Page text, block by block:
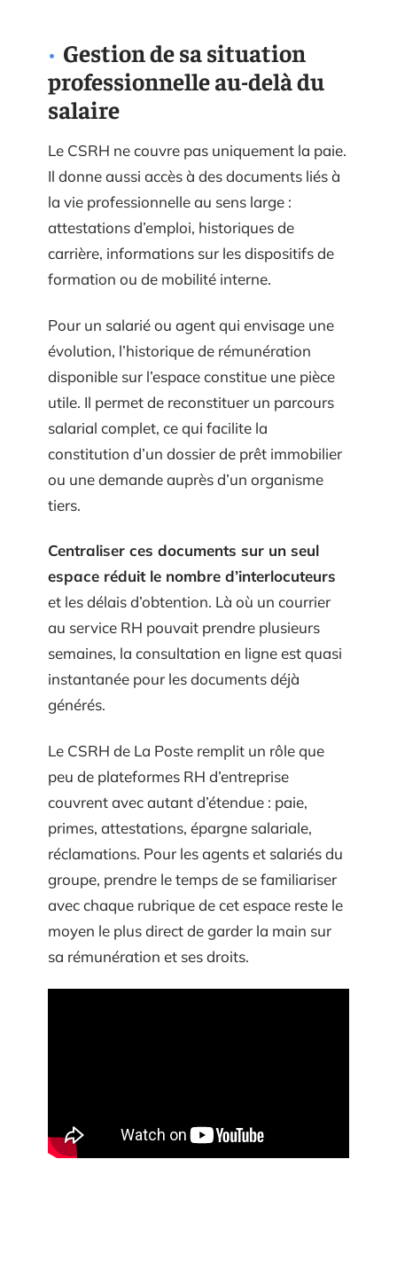
Gestion de sa situation
professionnelle au-delà du
salaire
Le CSRH ne couvre pas uniquement la paie.
Il donne aussi accès à des documents liés à
la vie professionnelle au sens large :
attestations d’emploi, historiques de
carrière, informations sur les dispositifs de
formation ou de mobilité interne.
Pour un salarié ou agent qui envisage une
évolution, l’historique de rémunération
disponible sur l’espace constitue une pièce
utile. Il permet de reconstituer un parcours
salarial complet, ce qui facilite la
constitution d’un dossier de prêt immobilier
ou une demande auprès d’un organisme
tiers.
Centraliser ces documents sur un seul
espace réduit le nombre d’interlocuteurs
et les délais d’obtention. Là où un courrier
au service RH pouvait prendre plusieurs
semaines, la consultation en ligne est quasi
instantanée pour les documents déjà
générés.
Le CSRH de La Poste remplit un rôle que
peu de plateformes RH d’entreprise
couvrent avec autant d’étendue : paie,
primes, attestations, épargne salariale,
réclamations. Pour les agents et salariés du
groupe, prendre le temps de se familiariser
avec chaque rubrique de cet espace reste le
moyen le plus direct de garder la main sur
sa rémunération et ses droits.